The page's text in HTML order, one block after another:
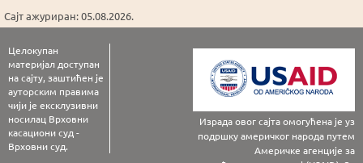
Сајт ажуриран: 05.08.2026.
Целокупан
материјал доступан
на сајту, заштићен је
ауторским правима
чији је ексклузивни
носилац Врховни
касациони суд -
Врховни суд.
Израда овог сајта омогућена је уз
подршку америчког народа путем
Америчке агенције за